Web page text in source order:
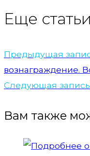
Еще статьи
Предыдущая
вознаграждение.
Следующая запись
Вам также